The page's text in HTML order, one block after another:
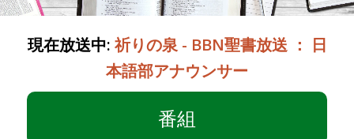
現在放送中: 祈りの泉 - BBN聖書放送 ： 日
本語部アナウンサー
番組